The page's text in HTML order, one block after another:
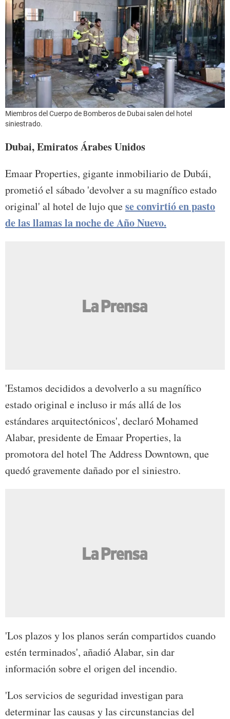
Miembros del Cuerpo de Bomberos de Dubai salen del hotel
siniestrado.
Dubai, Emiratos Árabes Unidos
Emaar Properties, gigante inmobiliario de Dubái,
prometió el sábado 'devolver a su magnífico estado
original' al hotel de lujo quese convirtió en pasto
de las llamas la noche de Año Nuevo.
'Estamos decididos a devolverlo a su magnífico
estado original e incluso ir más allá de los
estándares arquitectónicos', declaró Mohamed
Alabar, presidente de Emaar Properties, la
promotora del hotel The Address Downtown, que
quedó gravemente dañado por el siniestro.
'Los plazos y los planos serán compartidos cuando
estén terminados', añadió Alabar, sin dar
información sobre el origen del incendio.
'Los servicios de seguridad investigan para
determinar las causas y las circunstancias del